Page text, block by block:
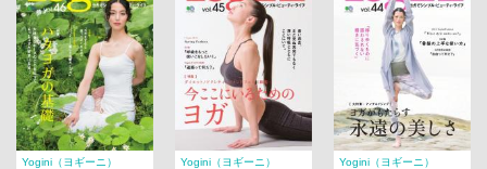
Yogini（ヨギーニ）
Yogini（ヨギーニ）
Yogini（ヨギーニ）